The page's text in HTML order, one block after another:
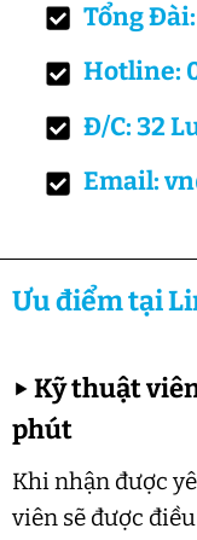
Tổng
Hotline:
Đ/C: 32
Email:
Ưu điểm tại
▶Kỹ thuật
phút
Khi nhận được
viên sẽ được